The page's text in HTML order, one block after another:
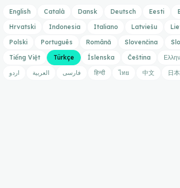
English Català Dansk Deutsch Eesti
Hrvatski
Indonesia Italiano Latviešu
Polski
Português Română Slovenčina
Tiếng Việt
Türkçe Íslenska Čeština
اردو
العربية فارسی हिन्दी ไทย 中文 日